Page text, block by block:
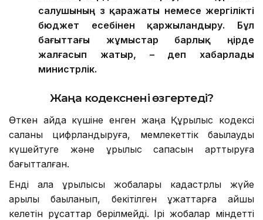
салушының өз қаражаты немесе жергілікті
бюджет есебінен қаржыландыру. Бұл
бағыттағы жұмыстар барлық өңірде
жалғасып жатыр, – деп хабарлады
министрлік.
Жаңа кодекснені өзгертеді?
Өткен айда күшіне енген жаңа Құрылыс кодексі
саланы цифрландыруға, мемлекеттік бақылауды
күшейтуге және құрылыс сапасын арттыруға
бағытталған.
Енді қала құрылысы жобалары кадастрлық жүйе
арқылы бақыланып, бекітілген құжаттарға қайшы
келетін рұқсаттар берілмейді. Ірі жобалар міндетті